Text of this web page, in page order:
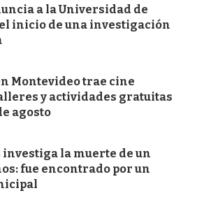
a la Universidad de
inicio de una investigación
Montevideo trae cine
y actividades gratuitas
agosto
la muerte de un
fue encontrado por un